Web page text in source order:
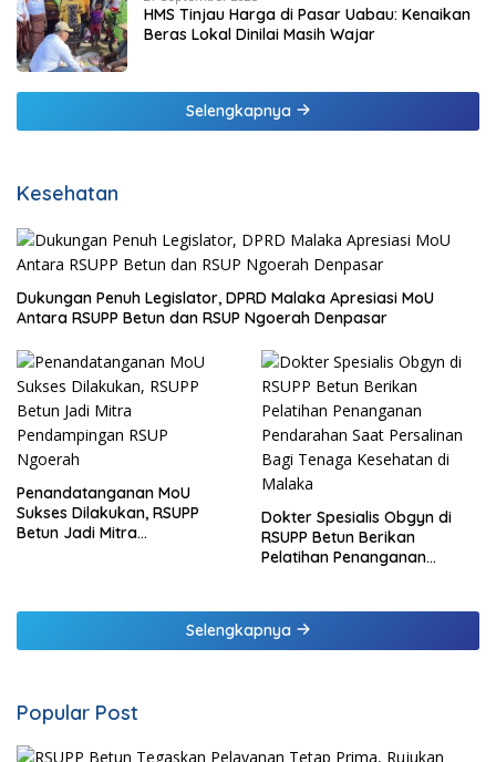
HMS Tinjau Harga di Pasar Uabau: Kenaikan
Beras Lokal Dinilai Masih Wajar
Selengkapnya
Kesehatan
Dukungan Penuh Legislator, DPRD Malaka Apresiasi MoU
Antara RSUPP Betun dan RSUP Ngoerah Denpasar
Penandatanganan MoU
Sukses Dilakukan, RSUPP
Betun Jadi Mitra
Dokter Spesialis Obgyn di
RSUPP Betun Berikan
Pelatihan Penanganan
Malaka
Selengkapnya
Popular Post